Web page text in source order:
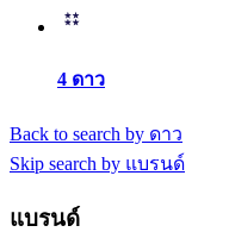
4 ดาว
Back to search by ดาว
Skip search by แบรนด์
แบรนด์